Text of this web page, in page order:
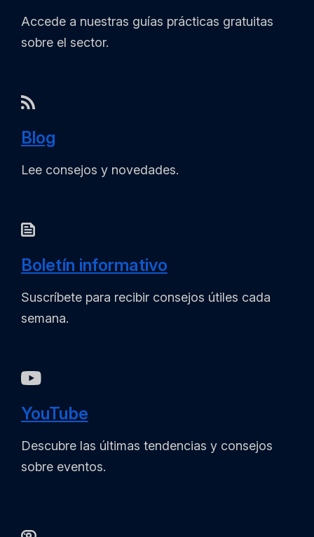
Accede a nuestras guías prácticas gratuitas
sobre el sector.
Blog
Lee consejos y novedades.
Boletín informativo
Suscríbete para recibir consejos útiles cada
semana.
YouTube
Descubre las últimas tendencias y consejos
sobre eventos.